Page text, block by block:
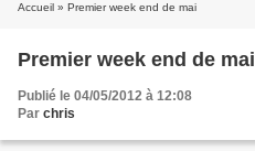
Accueil » Premier week end de mai
Premier week end de mai
Publié le 04/05/2012 à 12:08
Par chris